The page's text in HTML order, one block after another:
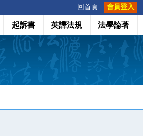
回首頁 會員登入
起訴書 英譯法規 法學論著